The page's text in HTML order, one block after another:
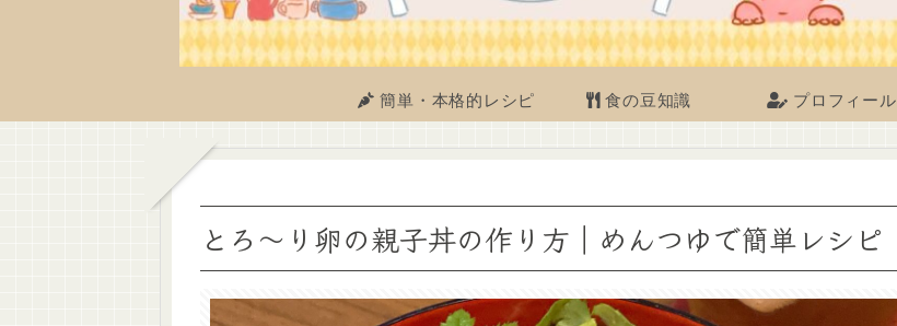
簡単・本格的レシピ 食の豆知識 プロフィール
とろ～り卵の親子丼の作り方｜めんつゆで簡単レシピ